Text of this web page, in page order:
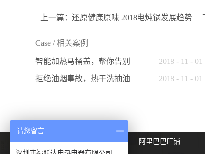
上一篇： 还原健康原味 2018电炖锅发展趋势
Case / 相关案例
智能加热马桶盖，帮你告别
烦恼
2018 - 11 - 01
拒绝油烟事故，热干洗抽油
2018 - 11 - 01
友情链接： 爱采购旺铺 阿里巴巴旺铺
请您留言